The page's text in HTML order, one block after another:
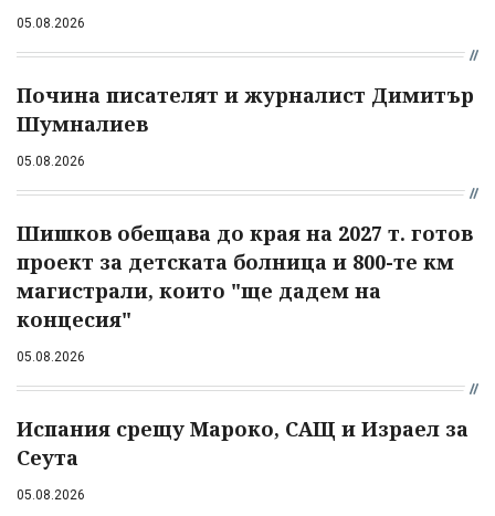
05.08.2026
Почина писателят и журналист Димитър
Шумналиев
05.08.2026
Шишков обещава до края на 2027 т. готов
проект за детската болница и 800-те км
магистрали, които "ще дадем на
концесия"
05.08.2026
Испания срещу Мароко, САЩ и Израел за
Сеута
05.08.2026